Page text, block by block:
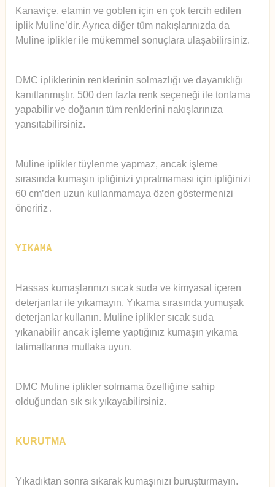
Kanaviçe, etamin ve goblen için en çok tercih edilen
iplik Muline’dir. Ayrıca diğer tüm nakışlarınızda da
Muline iplikler ile mükemmel sonuçlara ulaşabilirsiniz.
DMC ipliklerinin renklerinin solmazlığı ve dayanıklığı
kanıtlanmıştır. 500 den fazla renk seçeneği ile tonlama
yapabilir ve doğanın tüm renklerini nakışlarınıza
yansıtabilirsiniz.
Muline iplikler tüylenme yapmaz, ancak işleme
sırasında kumaşın ipliğinizi yıpratmaması için ipliğinizi
60 cm’den uzun kullanmamaya özen göstermenizi
öneririz .
YIKAMA
Hassas kumaşlarınızı sıcak suda ve kimyasal içeren
deterjanlar ile yıkamayın. Yıkama sırasında yumuşak
deterjanlar kullanın. Muline iplikler sıcak suda
yıkanabilir ancak işleme yaptığınız kumaşın yıkama
talimatlarına mutlaka uyun.
DMC Muline iplikler solmama özelliğine sahip
olduğundan sık sık yıkayabilirsiniz.
KURUTMA
Yıkadıktan sonra sıkarak kumaşınızı buruşturmayın.